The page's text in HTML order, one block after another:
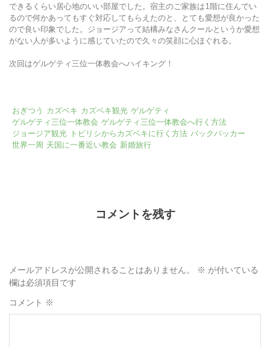
できるくらい居心地のいい部屋でした。宿主のご家族は1階に住んでい
るので何かあってもすぐ対応してもらえたのと、とても愛想が良かった
ので良い印象でした。ジョージアって結構みなさんクールというか愛想
がない人が多いように感じていたので久々の笑顔に心ほぐれる。
次回はゲルゲティ三位一体教会へハイキング！
おぎつう カズベキ カズベキ観光 ゲルゲティ
ゲルゲティ三位一体教会 ゲルゲティ三位一体教会へ行く方法
ジョージア観光 トビリシからカズベキに行く方法 バックパッカー
世界一周 天国に一番近い教会 新婚旅行
コメントを残す
メールアドレスが公開されることはありません。 ※ が付いている
欄は必須項目です
コメント ※